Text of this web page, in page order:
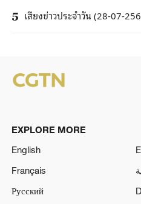
5 เสียงข่าวประจำวัน (28-07-
EXPLORE MORE
English
Français
Русский